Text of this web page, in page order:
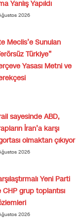
Yanlış Yapıldı
2026
Meclis’e Sunulan
Türkiye”
Yasası Metni ve
sayesinde ABD,
İran’a karşı
olmaktan çıkıyor
2026
Yeni Parti
CHP grup toplantısı
2026